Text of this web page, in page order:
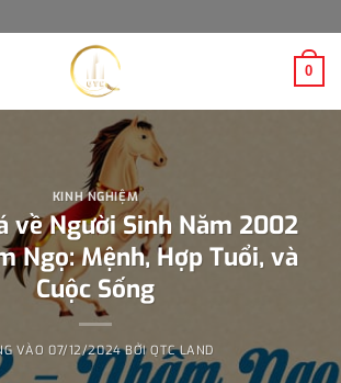
0
KINH NGHIỆM
về Người Sinh Năm 2002
Ngọ: Mệnh, Hợp Tuổi, và
Cuộc Sống
VÀO 07/12/2024 BỞIQTC LAND